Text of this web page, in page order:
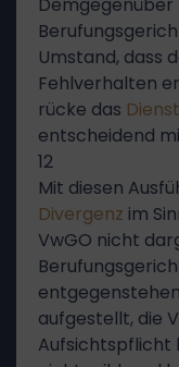
Umstand, dass
Fehlverhalten
rücke das
entscheidend
12
Mit diesen
Divergenz im
VwGO nicht
aufgestellt, die
Aufsichtspflicht